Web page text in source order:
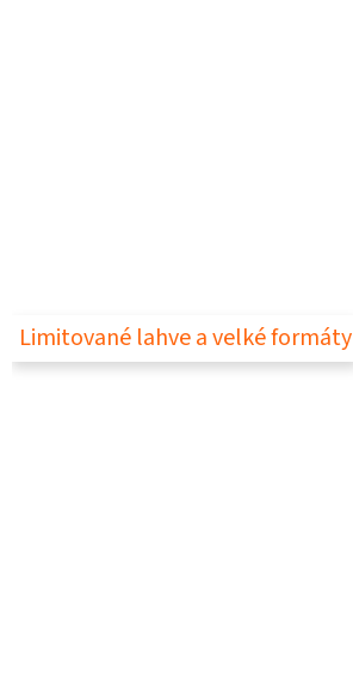
Limitované lahve a velké formáty